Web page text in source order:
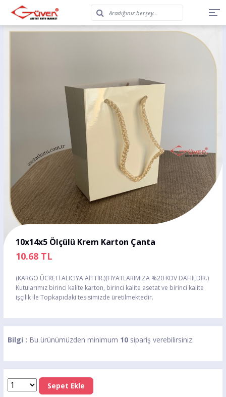
10x14x5 Ölçülü Krem Karton Çanta
10.68 TL
(KARGO ÜCRETİ ALICIYA AİTTİR.)(FİYATLARIMIZA %20 KDV DAHİLDİR.)
Kutularımız birinci kalite karton, birinci kalite asetat ve birinci kalite
işçilik ile Topkapıdaki tesisimizde üretilmektedir.
Bilgi : Bu ürünümüzden minimum 10 sipariş verebilirsiniz.
Sepet Ekle